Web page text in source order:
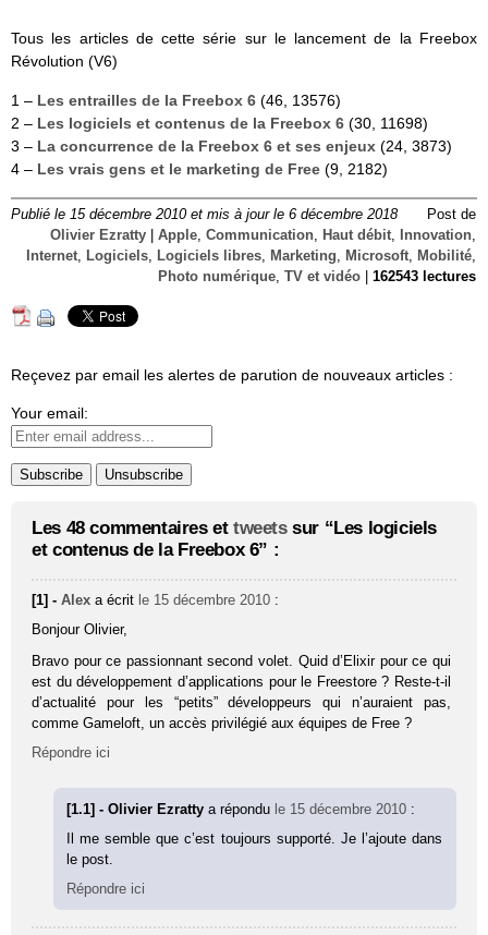
Tous les articles de cette série sur le lancement de la Freebox
Révolution (V6)
1 – Les entrailles de la Freebox 6 (46, 13576)
2 – Les logiciels et contenus de la Freebox 6 (30, 11698)
3 – La concurrence de la Freebox 6 et ses enjeux (24, 3873)
4 – Les vrais gens et le marketing de Free (9, 2182)
Publié le 15 décembre 2010 et mis à jour le 6 décembre 2018
Post de
Olivier Ezratty
Apple Communication Haut débit Innovation
Internet
Logiciels Logiciels libres Marketing Microsoft Mobilité
Photo numérique TV et vidéo 162543 lectures
Reçevez par email les alertes de parution de nouveaux articles :
Your email:
Les 48 commentaires et tweetssur “Les logiciels
et contenus de la Freebox 6” :
[1] -Alex a écrit le 15 décembre 2010 :
Bonjour Olivier,
Bravo pour ce passionnant second volet. Quid d’Elixir pour ce qui
est du développement d’applications pour le Freestore ? Reste-t-il
d’actualité pour les “petits” développeurs qui n’auraient pas,
comme Gameloft, un accès privilégié aux équipes de Free ?
Répondre ici
[1.1] - Olivier Ezrattya répondu le 15 décembre 2010 :
Il me semble que c’est toujours supporté. Je l’ajoute dans
le post.
Répondre ici